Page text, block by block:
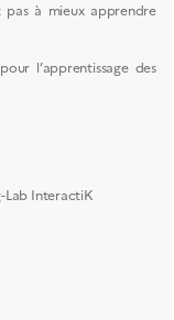
à mieux apprendre
l’apprentissage des
Lab InteractiK